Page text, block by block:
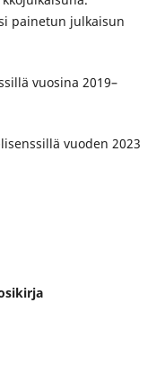
painetun julkaisun
vuosina 2019–
vuoden 2023